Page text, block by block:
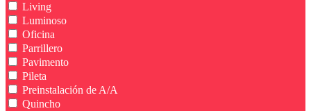
Living
Luminoso
Oficina
Parrillero
Pavimento
Pileta
Preinstalación de A/A
Quincho